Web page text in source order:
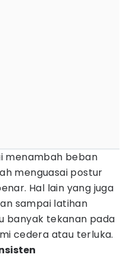
menambah beban
menguasai postur
Hal lain yang juga
sampai latihan
banyak tekanan pada
cedera atau terluka.